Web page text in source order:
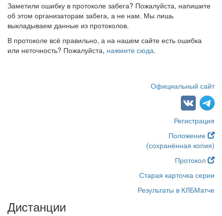
Заметили ошибку в протоколе забега? Пожалуйста, напишите
об этом организаторам забега, а не нам. Мы лишь
выкладываем данные из протоколов.
В протоколе всё правильно, а на нашем сайте есть ошибка
или неточность? Пожалуйста, нажмите сюда.
Официальный сайт
Регистрация
Положение
(сохранённая копия)
Протокол
Старая карточка серии
Результаты в КЛБМатче
Дистанции